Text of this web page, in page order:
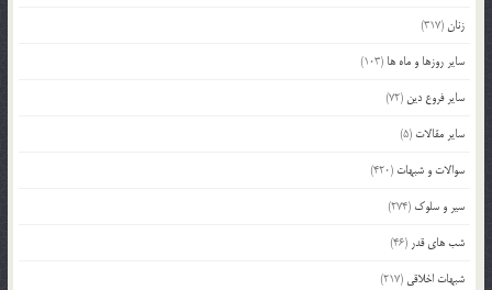
زنان(317)
سایر روزها و ماه ها (103)
سایر فروع دین (72)
سایر مقالات (5)
سوالات و شبهات (420)
سیر و سلوک (274)
شب های قدر (46)
شبهات اخلاقی (217)